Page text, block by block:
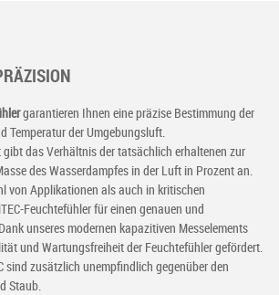
garantieren Ihnen eine präzise Bestimmung der
Temperatur der Umgebungsluft.
gibt das Verhältnis der tatsächlich erhaltenen zur
des Wasserdampfes in der Luft in Prozent an.
von Applikationen als auch in kritischen
Feuchtefühler für einen genauen und
unseres modernen kapazitiven Messelements
und Wartungsfreiheit der Feuchtefühler gefördert.
sind zusätzlich unempfindlich gegenüber den
Staub.